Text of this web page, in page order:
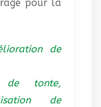
pour la
de
de tonte,
de